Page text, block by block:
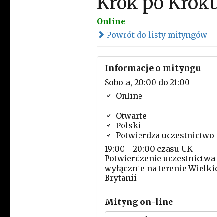
Online
Powrót do listy mityngów
Informacje o mityngu
Sobota, 20:00 do 21:00
Online
Otwarte
Polski
Potwierdza uczestnictwo
19:00 - 20:00 czasu UK
Potwierdzenie uczestnictwa
wyłącznie na terenie
Brytanii
Mityng on-line